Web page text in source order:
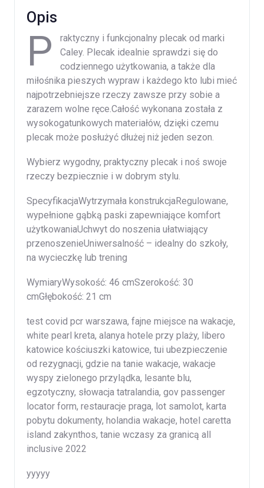
Opis
P
raktyczny i funkcjonalny plecak od marki
Caley. Plecak idealnie sprawdzi się do
codziennego użytkowania, a także dla
miłośnika pieszych wypraw i każdego kto lubi mieć
najpotrzebniejsze rzeczy zawsze przy sobie a
zarazem wolne ręce.Całość wykonana została z
wysokogatunkowych materiałów, dzięki czemu
plecak może posłużyć dłużej niż jeden sezon.
Wybierz wygodny, praktyczny plecak i noś swoje
rzeczy bezpiecznie i w dobrym stylu.
SpecyfikacjaWytrzymała konstrukcjaRegulowane,
wypełnione gąbką paski zapewniające komfort
użytkowaniaUchwyt do noszenia ułatwiający
przenoszenieUniwersalność – idealny do szkoły,
na wycieczkę lub trening
WymiaryWysokość: 46 cmSzerokość: 30
cmGłębokość: 21 cm
test covid pcr warszawa, fajne miejsce na wakacje,
white pearl kreta, alanya hotele przy plaży, libero
katowice kościuszki katowice, tui ubezpieczenie
od rezygnacji, gdzie na tanie wakacje, wakacje
wyspy zielonego przylądka, lesante blu,
egzotyczny, słowacja tatralandia, gov passenger
locator form, restauracje praga, lot samolot, karta
pobytu dokumenty, holandia wakacje, hotel caretta
island zakynthos, tanie wczasy za granicą all
inclusive 2022
yyyyy